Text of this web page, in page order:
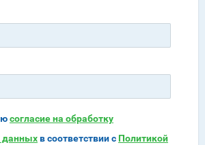
согласие на обработку
данныхв соответствии с Политикой